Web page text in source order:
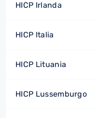
HICP Irlanda
HICP Italia
HICP Lituania
HICP Lussemburgo